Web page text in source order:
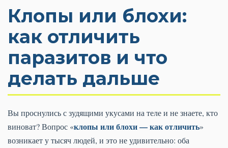
Клопы или блохи:
как отличить
паразитов и что
делать дальше
Вы проснулись с зудящими укусами на теле и не знаете, кто
виноват? Вопрос «клопы или блохи — как отличить»
возникает у тысяч людей, и это не удивительно: оба